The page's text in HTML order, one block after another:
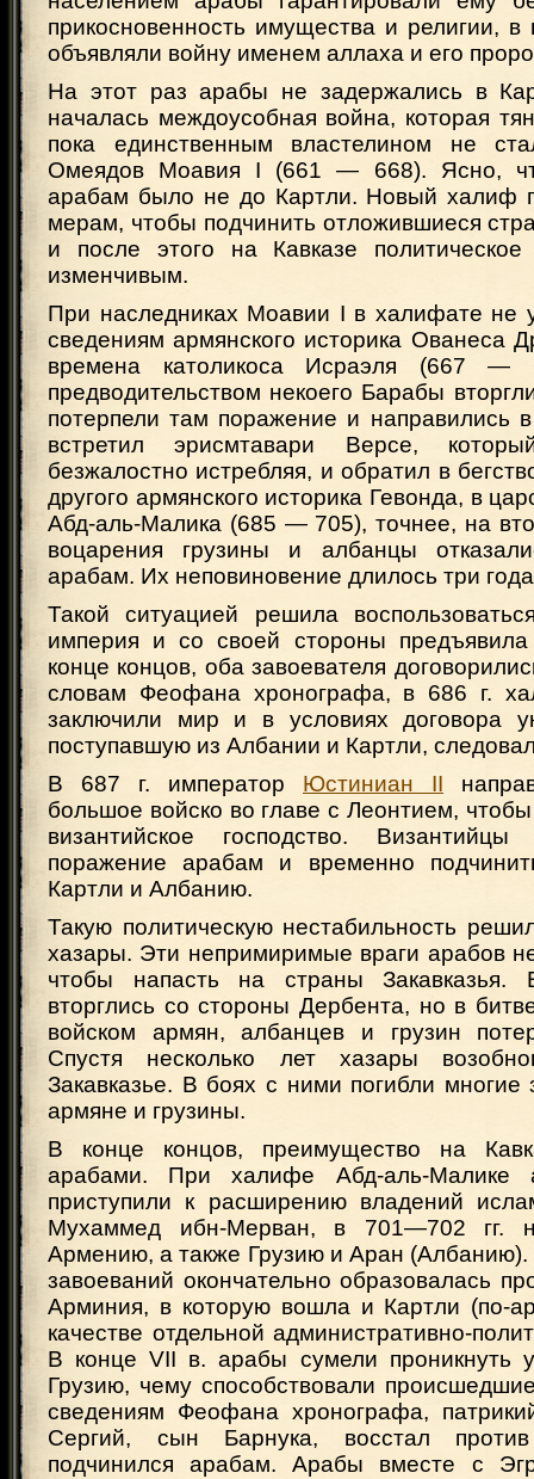
прикосновенность имущества и религии, в
объявляли войну именем аллаха и его
На этот раз арабы не задержались в
началась междоусобная война, которая
пока единственным властелином не
Омеядов Моавия I (661 — 668). Ясно,
арабам было не до Картли. Новый халиф
мерам, чтобы подчинить отложившиеся
и после этого на Кавказе
изменчивым.
При наследниках Моавии I в халифате не
сведениям армянского историка Ованеса
времена католикоса Исраэля (667
предводительством некоего Барабы
потерпели там поражение и направились
встретил эрисмтавари Версе,
безжалостно истребляя, и обратил в
другого армянского историка Гевонда, в
Абд-аль-Малика (685 — 705), точнее, на
воцарения грузины и албанцы
арабам. Их неповиновение длилось три
Такой ситуацией решила
империя и со своей стороны
конце концов, оба завоевателя
словам Феофана хронографа, в 686 г.
заключили мир и в условиях договора
поступавшую из Албании и Картли,
В 687 г. император Юстиниан II
большое войско во главе с Леонтием,
византийское господство.
поражение арабам и временно
Картли и Албанию.
Такую политическую нестабильность
хазары. Эти непримиримые враги арабов
чтобы напасть на страны
вторглись со стороны Дербента, но в
войском армян, албанцев и грузин
Спустя несколько лет хазары
Закавказье. В боях с ними погибли
армяне и грузины.
В конце концов, преимущество на
арабами. При халифе Абд-аль-Малике
приступили к расширению владений
Мухаммед ибн-Мерван, в 701—702 гг.
Армению, а также Грузию и Аран (Албанию).
завоеваний окончательно образовалась
Арминия, в которую вошла и Картли (по-
качестве отдельной административно-
В конце VII в. арабы сумели проникнуть
Грузию, чему способствовали
сведениям Феофана хронографа,
Сергий, сын Барнука, восстал
подчинился арабам. Арабы вместе с